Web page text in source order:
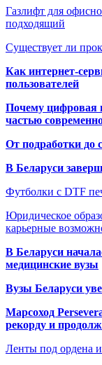
Газлифт для
подходящий
Существует ли
Как интернет-
пользователей
Почему цифровая
частью
От подработки до
В Беларуси
Футболки с DTF
Юридическое
карьерные
В Беларуси
медицинские вузы
Вузы Беларуси
Марсоход
рекорду и
Ленты под ордена